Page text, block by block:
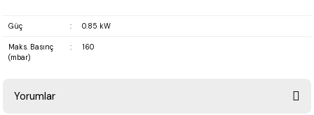
Güç : 0.85 kW
Maks. Basınç
(mbar)
: 160
Yorumlar